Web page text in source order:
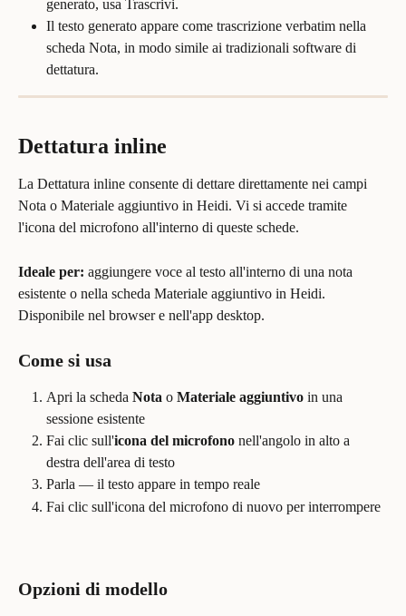
generato, usa Trascrivi.
Il testo generato appare come trascrizione verbatim nella
scheda Nota, in modo simile ai tradizionali software di
dettatura.
Dettatura inline
La Dettatura inline consente di dettare direttamente nei campi
Nota o Materiale aggiuntivo in Heidi. Vi si accede tramite
l'icona del microfono all'interno di queste schede.
Ideale per: aggiungere voce al testo all'interno di una nota
esistente o nella scheda Materiale aggiuntivo in Heidi.
Disponibile nel browser e nell'app desktop.
Come si usa
Apri la scheda Nota o Materiale aggiuntivo in una
sessione esistente
Fai clic sull'icona del microfono nell'angolo in alto a
destra dell'area di testo
Parla — il testo appare in tempo reale
Fai clic sull'icona del microfono di nuovo per interrompere
Opzioni di modello